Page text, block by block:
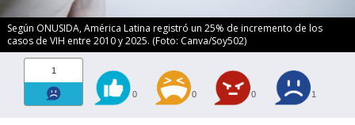
Según ONUSIDA, América Latina registró un 25% de incremento de los
casos de VIH entre 2010 y 2025. (Foto: Canva/Soy502)
1
0 0 0 1